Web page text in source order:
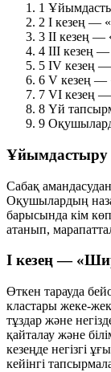
1
2 I кезең —
3 II кезең —
4 III кезең —
5 IV кезең
6 V кезең —
7 VI кезең —
8 Үй
9
Ұйымдастыру
Сабақ
Оқушылардың
барысында кім
атанып,
I кезең —
Өткен тарауда
кластары жеке-
тұздар және
қайталау және
кезеңде негізгі
кейінгі